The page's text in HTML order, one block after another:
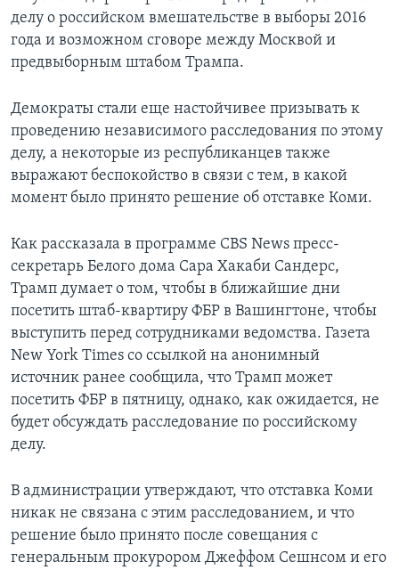
делу о российском вмешательстве в выборы 2016
года и возможном сговоре между Москвой и
предвыборным штабом Трампа.
Демократы стали еще настойчивее призывать к
проведению независимого расследования по этому
делу, а некоторые из республиканцев также
выражают беспокойство в связи с тем, в какой
момент было принято решение об отставке Коми.
Как рассказала в программе CBS News пресс-
секретарь Белого дома Сара Хакаби Сандерс,
Трамп думает о том, чтобы в ближайшие дни
посетить штаб-квартиру ФБР в Вашингтоне, чтобы
выступить перед сотрудниками ведомства. Газета
New York Times со ссылкой на анонимный
источник ранее сообщила, что Трамп может
посетить ФБР в пятницу, однако, как ожидается, не
будет обсуждать расследование по российскому
делу.
В администрации утверждают, что отставка Коми
никак не связана с этим расследованием, и что
решение было принято после совещания с
генеральным прокурором Джеффом Сешнсом и его